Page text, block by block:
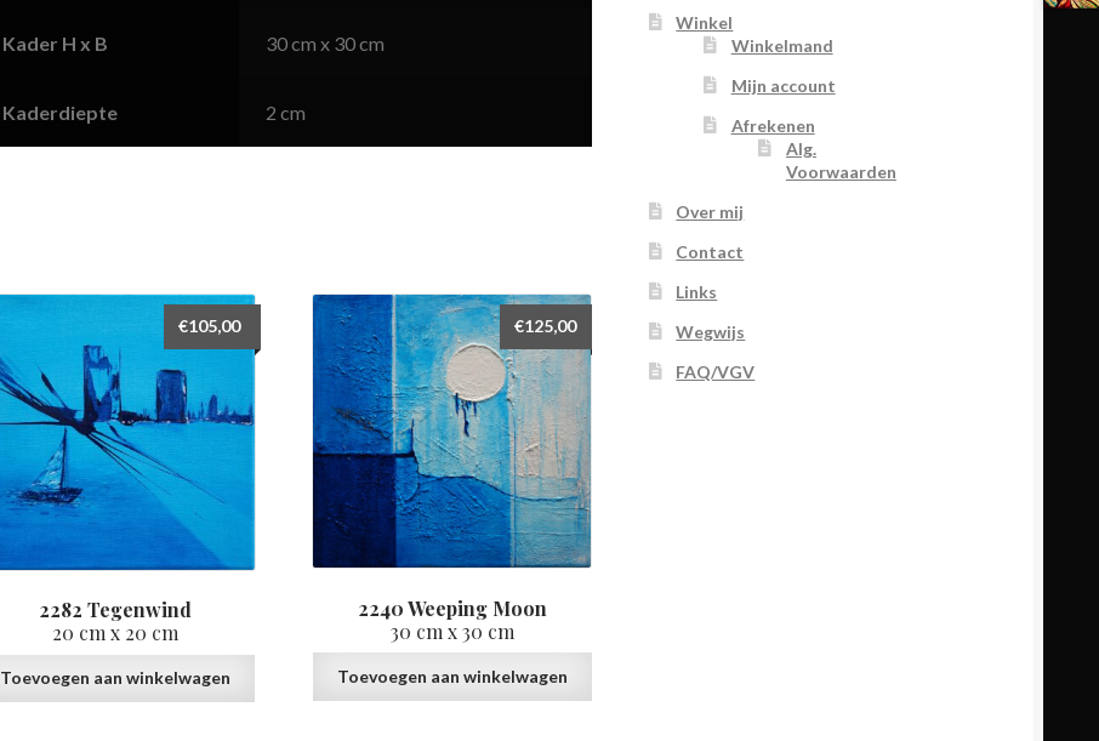
Kader H x B 30 cm x 30 cm
Kaderdiepte 2 cm
2282 Tegenwind
20 cm x 20 cm
€105,00
Toevoegen aan winkelwagen
2240 Weeping Moon
30 cm x 30 cm
€125,00
Toevoegen aan winkelwagen
Winkel
Winkelmand
Mijn account
Afrekenen
Alg.
Voorwaarden
Over mij
Contact
Links
Wegwijs
FAQ/VGV